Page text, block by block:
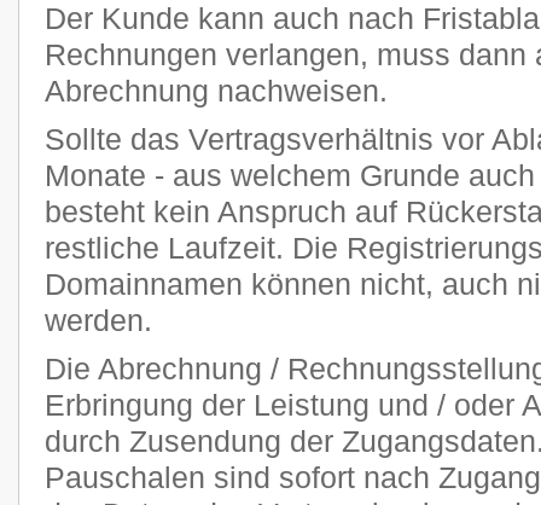
Der Kunde kann auch nach
Rechnungen verlangen, muss
Abrechnung nachweisen.
Sollte das Vertragsverhältnis vor
Monate - aus welchem Grunde
besteht kein Anspruch auf
restliche Laufzeit. Die
Domainnamen können nicht, auch
werden.
Die Abrechnung /
Erbringung der Leistung und / oder
durch Zusendung der
Pauschalen sind sofort nach